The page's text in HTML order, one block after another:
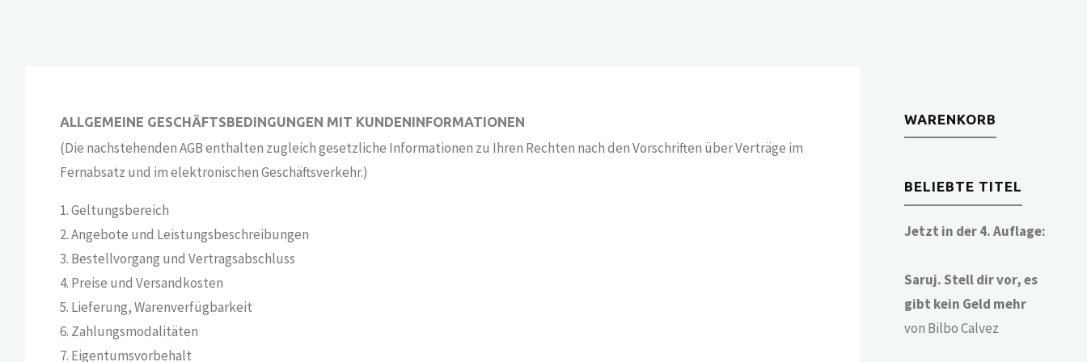
ALLGEMEINE GESCHÄFTSBEDINGUNGEN MIT KUNDENINFORMATIONEN
(Die nachstehenden AGB enthalten zugleich gesetzliche Informationen zu Ihren Rechten nach den Vorschriften über Verträge im
Fernabsatz und im elektronischen Geschäftsverkehr.)
1. Geltungsbereich
2. Angebote und Leistungsbeschreibungen
3. Bestellvorgang und Vertragsabschluss
4. Preise und Versandkosten
5. Lieferung, Warenverfügbarkeit
6. Zahlungsmodalitäten
7. Eigentumsvorbehalt
WARENKORB
BELIEBTE TITEL
Jetzt in der 4. Auflage:
Saruj. Stell dir vor, es
gibt kein Geld mehr
von Bilbo Calvez